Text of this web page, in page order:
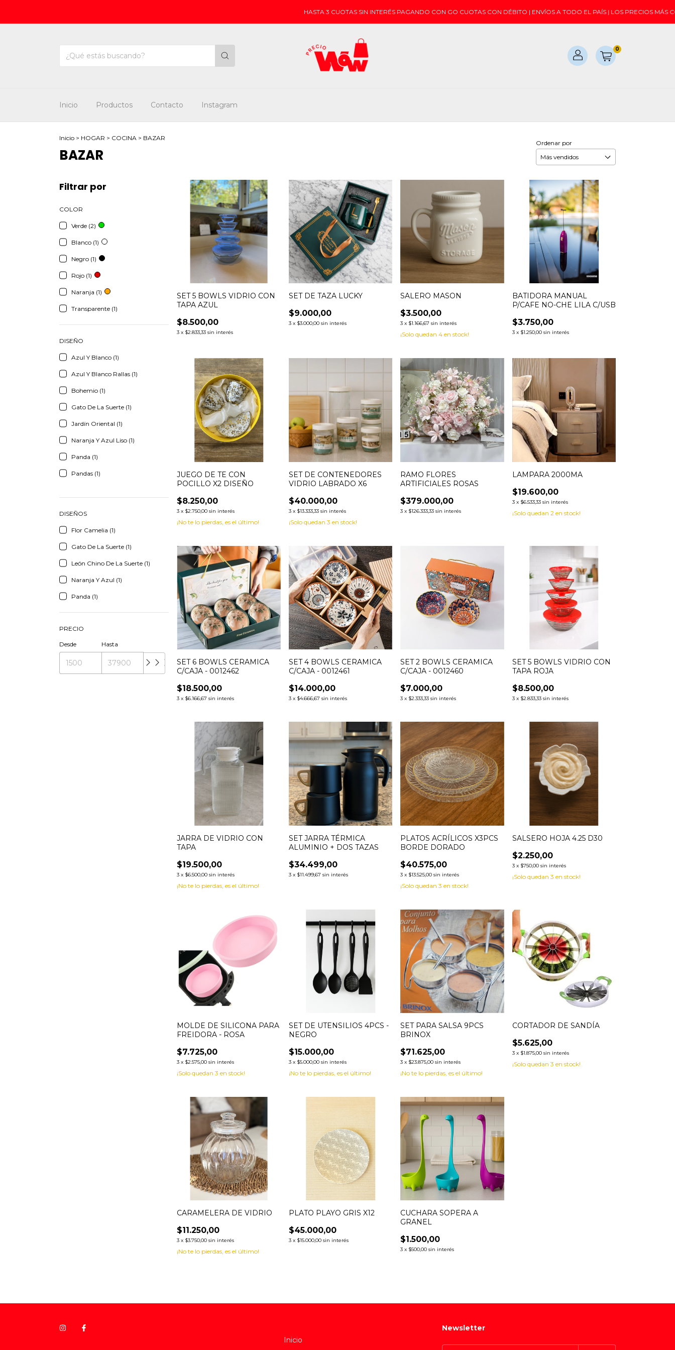
HASTA 3 CUOTAS SIN INTERÉS PAGANDO CON GO CUOTAS CON DÉBITO | ENVÍOS A TODO EL PAÍS | LOS PRECIOS MÁS
0
Inicio Productos Contacto Instagram
Inicio > HOGAR > COCINA > BAZAR
BAZAR
Ordenar por
Filtrar por
COLOR
Verde (2)
Blanco (1)
Negro (1)
Rojo (1)
Naranja (1)
Transparente (1)
DISEÑO
Azul Y Blanco (1)
Azul Y Blanco Rallas (1)
Bohemio (1)
Gato De La Suerte (1)
Jardín Oriental (1)
Naranja Y Azul Liso (1)
Panda (1)
Pandas (1)
DISEÑOS
Flor Camelia (1)
Gato De La Suerte (1)
León Chino De La Suerte (1)
Naranja Y Azul (1)
Panda (1)
PRECIO
Desde Hasta
SET 5 BOWLS VIDRIO CON
TAPA AZUL
$8.500,00
3 x $2.833,33 sin interés
SET DE TAZA LUCKY
$9.000,00
3 x $3.000,00 sin interés
SALERO MASON
$3.500,00
3 x $1.166,67 sin interés
¡Solo quedan4 en stock!
BATIDORA MANUAL
P/CAFE NO-CHE LILA C/USB
$3.750,00
3 x $1.250,00 sin interés
JUEGO DE TE CON
POCILLO X2 DISEÑO
$8.250,00
3 x $2.750,00 sin interés
¡No te lo pierdas, es el último!
SET DE CONTENEDORES
VIDRIO LABRADO X6
$40.000,00
3 x $13.333,33 sin interés
¡Solo quedan 3 en stock!
RAMO FLORES
ARTIFICIALES ROSAS
$379.000,00
3 x $126.333,33 sin interés
LAMPARA 2000MA
$19.600,00
3 x $6.533,33 sin interés
¡Solo quedan 2 en stock!
SET 6 BOWLS CERAMICA
C/CAJA - 0012462
$18.500,00
3 x $6.166,67 sin interés
SET 4 BOWLS CERAMICA
C/CAJA - 0012461
$14.000,00
3 x $4.666,67 sin interés
SET 2 BOWLS CERAMICA
C/CAJA - 0012460
$7.000,00
3 x $2.333,33 sin interés
SET 5 BOWLS VIDRIO CON
TAPA ROJA
$8.500,00
3 x $2.833,33 sin interés
JARRA DE VIDRIO CON
TAPA
$19.500,00
3 x $6.500,00 sin interés
¡No te lo pierdas, es el último!
SET JARRA TÉRMICA
ALUMINIO + DOS TAZAS
$34.499,00
3 x $11.499,67 sin interés
PLATOS ACRÍLICOS X3PCS
BORDE DORADO
$40.575,00
3 x $13.525,00 sin interés
¡Solo quedan3 en stock!
SALSERO HOJA 4.25 D30
$2.250,00
3 x $750,00 sin interés
¡Solo quedan 3 en stock!
MOLDE DE SILICONA PARA
FREIDORA - ROSA
$7.725,00
3 x $2.575,00 sin interés
¡Solo quedan3 en stock!
SET DE UTENSILIOS 4PCS -
NEGRO
$15.000,00
3 x $5.000,00 sin interés
¡No te lo pierdas, es el último!
SET PARA SALSA 9PCS
BRINOX
$71.625,00
3 x $23.875,00 sin interés
¡No te lo pierdas, es el último!
CORTADOR DE SANDÍA
$5.625,00
3 x $1.875,00 sin interés
¡Solo quedan 3 en stock!
CARAMELERA DE VIDRIO
$11.250,00
3 x $3.750,00 sin interés
¡No te lo pierdas, es el último!
PLATO PLAYO GRIS X12
$45.000,00
3 x $15.000,00 sin interés
CUCHARA SOPERA A
GRANEL
$1.500,00
3 x $500,00 sin interés
Inicio
Newsletter